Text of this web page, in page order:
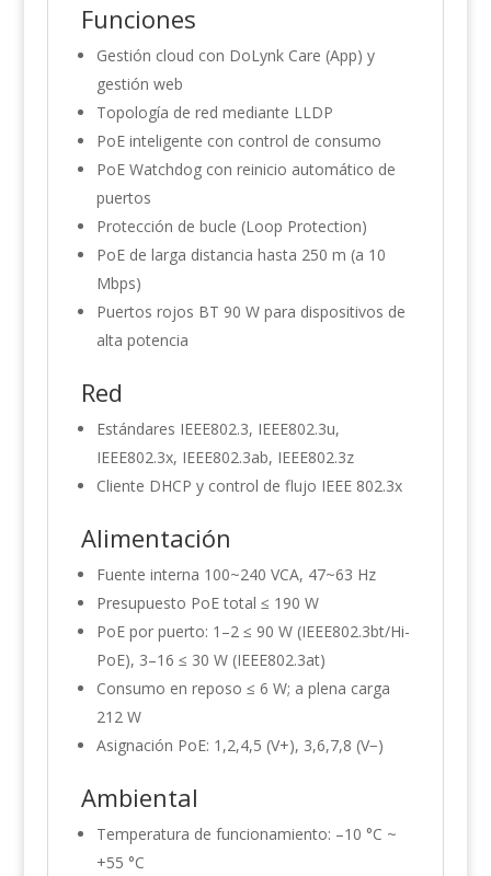
Funciones
Gestión cloud con DoLynk Care (App) y
gestión web
Topología de red mediante LLDP
PoE inteligente con control de consumo
PoE Watchdog con reinicio automático de
puertos
Protección de bucle (Loop Protection)
PoE de larga distancia hasta 250 m (a 10
Mbps)
Puertos rojos BT 90 W para dispositivos de
alta potencia
Red
Estándares IEEE802.3, IEEE802.3u,
IEEE802.3x, IEEE802.3ab, IEEE802.3z
Cliente DHCP y control de flujo IEEE 802.3x
Alimentación
Fuente interna 100~240 VCA, 47~63 Hz
Presupuesto PoE total ≤ 190 W
PoE por puerto: 1–2 ≤ 90 W (IEEE802.3bt/Hi-
PoE), 3–16 ≤ 30 W (IEEE802.3at)
Consumo en reposo ≤ 6 W; a plena carga
212 W
Asignación PoE: 1,2,4,5 (V+), 3,6,7,8 (V−)
Ambiental
Temperatura de funcionamiento: –10 °C ~
+55 °C